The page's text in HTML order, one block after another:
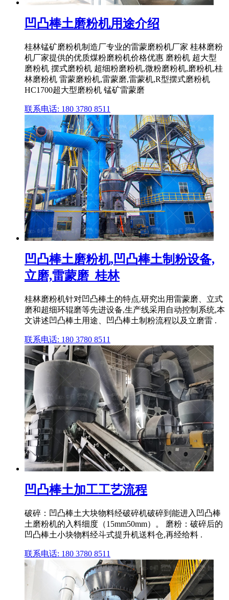
凹凸棒土磨粉机用途介绍
桂林锰矿磨粉机制造厂专业的雷蒙磨粉机厂家 桂林磨粉
机厂家提供的优质煤粉磨粉机价格优惠 磨粉机 超大型
磨粉机 摆式磨粉机 超细粉磨粉机,微粉磨粉机,磨粉机,桂
林磨粉机 雷蒙磨粉机,雷蒙磨,雷蒙机,R型摆式磨粉机
HC1700超大型磨粉机 锰矿雷蒙磨
联系电话: 180 3780 8511
凹凸棒土磨粉机,凹凸棒土制粉设备,
立磨,雷蒙磨_桂林
桂林磨粉机针对凹凸棒土的特点,研究出用雷蒙磨、立式
磨和超细环辊磨等先进设备,生产线采用自动控制系统,本
文讲述凹凸棒土用途、凹凸棒土制粉流程以及立磨雷 .
联系电话: 180 3780 8511
凹凸棒土加工工艺流程
破碎：凹凸棒土大块物料经破碎机破碎到能进入凹凸棒
土磨粉机的入料细度（15mm50mm）。 磨粉：破碎后的
凹凸棒土小块物料经斗式提升机送料仓,再经给料 .
联系电话: 180 3780 8511